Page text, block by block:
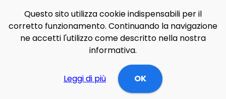
Illuminazione Online Abruzzo L'Aquila
Questo sito utilizza cookie indispensabili per il
corretto funzionamento. Continuando la navigazione
ne accetti l'utilizzo come descritto nella nostra
informativa.
Leggi di più OK